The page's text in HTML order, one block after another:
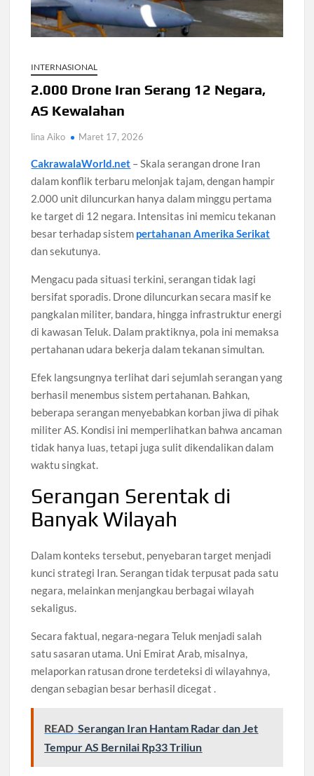
Pengangguran Indonesia Mei 2026 Turun Tipis, Pekerja
Pemerintah Percepat 35.857 Titik Operasional
IPA 2026
TPPU Emas 74 Kg Febrie Adriansyah, Kejagung Periksa 3
Harga Tiket Kanye West Jakarta 2026 Mulai Rp1,875 Juta,
Ini Detail Kategori
Australia Dukung Transformasi Layanan Kesehatan Primer
Indonesia Lewat Riset
INTERNASIONAL
2.000 Drone Iran Serang 12 Negara,
AS Kewalahan
lina Aiko Maret 17, 2026
CakrawalaWorld.net – Skala serangan drone Iran
dalam konflik terbaru melonjak tajam, dengan hampir
2.000 unit diluncurkan hanya dalam minggu pertama
ke target di 12 negara. Intensitas ini memicu tekanan
besar terhadap sistem pertahanan Amerika Serikat
dan sekutunya.
Mengacu pada situasi terkini, serangan tidak lagi
bersifat sporadis. Drone diluncurkan secara masif ke
pangkalan militer, bandara, hingga infrastruktur energi
di kawasan Teluk. Dalam praktiknya, pola ini memaksa
pertahanan udara bekerja dalam tekanan simultan.
Efek langsungnya terlihat dari sejumlah serangan yang
berhasil menembus sistem pertahanan. Bahkan,
beberapa serangan menyebabkan korban jiwa di pihak
militer AS. Kondisi ini memperlihatkan bahwa ancaman
tidak hanya luas, tetapi juga sulit dikendalikan dalam
waktu singkat.
Serangan Serentak di
Banyak Wilayah
Dalam konteks tersebut, penyebaran target menjadi
kunci strategi Iran. Serangan tidak terpusat pada satu
negara, melainkan menjangkau berbagai wilayah
sekaligus.
Secara faktual, negara-negara Teluk menjadi salah
satu sasaran utama. Uni Emirat Arab, misalnya,
melaporkan ratusan drone terdeteksi di wilayahnya,
dengan sebagian besar berhasil dicegat .
READ Serangan Iran Hantam Radar dan Jet
Tempur AS Bernilai Rp33 Triliun